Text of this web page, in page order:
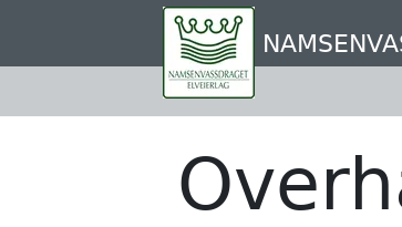
hovedinnhold